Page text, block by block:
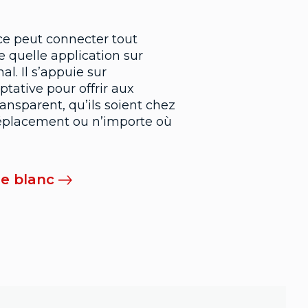
peut connecter tout
quelle application sur
Il s’appuie sur
pour offrir aux
qu’ils soient chez
ou n’importe où
blanc